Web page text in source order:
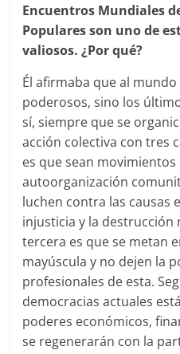
Encuentros Mundiales
Populares son uno de
valiosos. ¿Por qué?
Él afirmaba que al
poderosos, sino los
sí, siempre que se
acción colectiva con tres
es que sean
autoorganización
luchen contra las causas
injusticia y la destrucción
tercera es que se metan
mayúscula y no dejen la
profesionales de esta.
democracias actuales
poderes económicos,
se regenerarán con la